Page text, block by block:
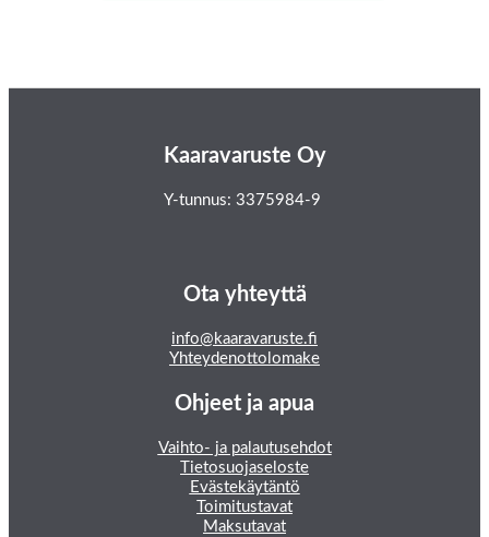
Kaaravaruste Oy
Y-tunnus: 3375984-9
Ota yhteyttä
info@kaaravaruste.fi
Yhteydenottolomake
Ohjeet ja apua
Vaihto- ja palautusehdot
Tietosuojaseloste
Evästekäytäntö
Toimitustavat
Maksutavat